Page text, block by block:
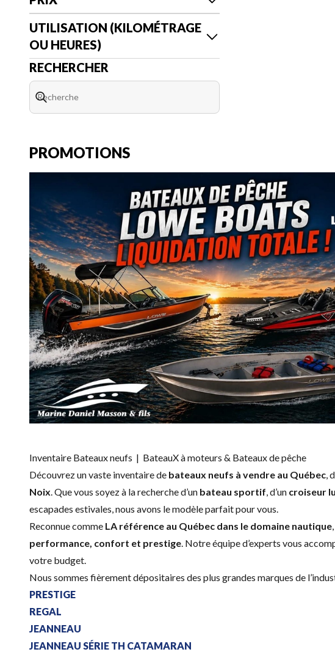
UTILISATION (KILOMÉTRAGE
OU HEURES)
RECHERCHER
PROMOTIONS
Inventaire Bateaux neufs | BateauX à moteurs & Bateaux de pêche
Découvrez un vaste inventaire de bateaux neufs à vendre au Québec,
Noix. Que vous soyez à la recherche d’un bateau sportif, d’un croiseur
escapades estivales, nous avons le modèle parfait pour vous.
Reconnue comme LA référence au Québec dans le domaine nautique
performance, confort et prestige. Notre équipe d’experts vous
votre budget.
Nous sommes fièrement dépositaires des plus grandes marques de
PRESTIGE
REGAL
JEANNEAU
JEANNEAU SÉRIE TH CATAMARAN